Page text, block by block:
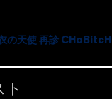
天使 再診 CHoBitcH